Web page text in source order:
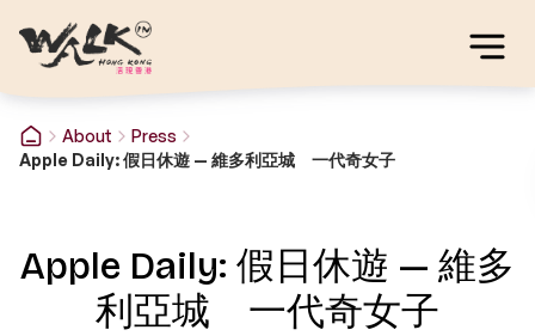
About
Press
Apple Daily: 假日休遊 — 維多利亞城 一代奇女子
Apple Daily: 假日休遊 — 維多
利亞城 一代奇女子